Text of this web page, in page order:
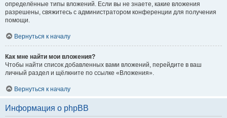
определённые типы вложений. Если вы не знаете, какие вложения
разрешены, свяжитесь с администратором конференции для получения
помощи.
Вернуться к началу
Как мне найти мои вложения?
Чтобы найти список добавленных вами вложений, перейдите в ваш
личный раздел и щёлкните по ссылке «Вложения».
Вернуться к началу
Информация о phpBB